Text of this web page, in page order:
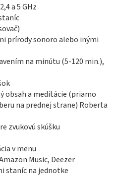
a 5 GHz
prírody sonoro alebo inými
na minútu (5-120 min.),
obsah a meditácie (priamo
na prednej strane) Roberta
zvukovú skúšku
v menu
Music, Deezer
staníc na jednotke